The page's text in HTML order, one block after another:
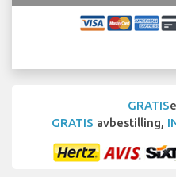
GRATIS
GRATIS avbestilling,